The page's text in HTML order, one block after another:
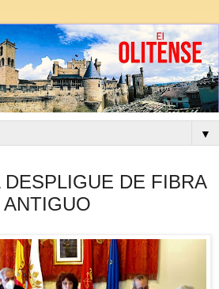
▼
DE FIBRA